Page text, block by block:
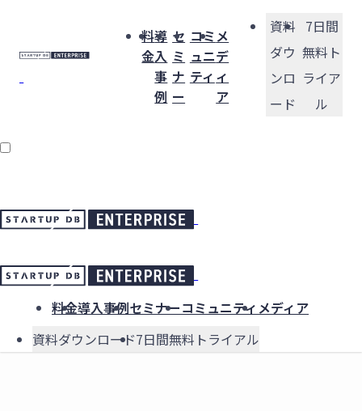
料
金
導
入
事
例
セ
ミ
ナ
ー
コミ
ュニ
ティ
メ
デ
ィ
ア
資料
ダウ
ンロ
ード
7日間
無料ト
ライア
ル
料金導入事例セミナーコミュニティ メディア
資料ダウンロード7日間無料トライアル